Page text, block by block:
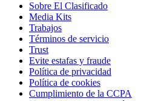
Sobre El Clasificado
Media Kits
Trabajos
Términos de servicio
Trust
Evite estafas y fraude
Política de privacidad
Política de cookies
Cumplimiento de la CCPA